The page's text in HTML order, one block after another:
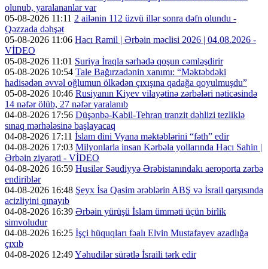
olunub, yaralananlar var
05-08-2026 11:11 2 ailənin 112 üzvü illər sonra dəfn olundu -
Qəzzada dəhşət
05-08-2026 11:06 Hacı Ramil | Ərbəin məclisi 2026 | 04.08.2026 -
VİDEO
05-08-2026 11:01 Suriya İraqla sərhədə qoşun cəmləşdirir
05-08-2026 10:54 Tale Bağırzadənin xanımı: “Məktəbdəki
hadisədən əvvəl oğlumun ölkədən çıxışına qadağa qoyulmuşdu”
05-08-2026 10:46 Rusiyanın Kiyev vilayətinə zərbələri nəticəsində
14 nəfər ölüb, 27 nəfər yaralanıb
04-08-2026 17:56 Düşənbə-Kabil-Tehran tranzit dəhlizi tezliklə
sınaq mərhələsinə başlayacaq
04-08-2026 17:11 İslam dini Vyana məktəblərini “fəth” edir
04-08-2026 17:03 Milyonlarla insan Kərbəla yollarında Hacı Sahin |
Ərbəin ziyarəti - VİDEO
04-08-2026 16:59 Husilər Səudiyyə Ərəbistanındakı aeroporta zərbə
endiriblər
04-08-2026 16:48 Şeyx İsa Qasim ərəblərin ABŞ və İsrail qarşısında
acizliyini qınayıb
04-08-2026 16:39 Ərbəin yürüşü İslam ümməti üçün birlik
simvoludur
04-08-2026 16:25 İşçi hüquqları fəalı Elvin Mustafayev azadlığa
çıxıb
04-08-2026 12:49Yəhudilər sürətlə İsraili tərk edir